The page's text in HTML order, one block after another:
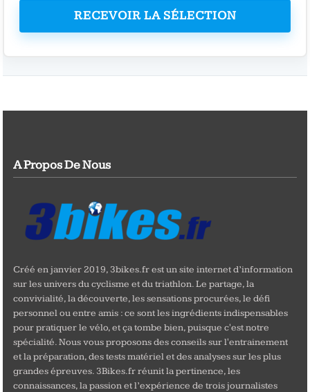
RECEVOIR LA SÉLECTION
A Propos De Nous
Créé en janvier 2019, 3bikes.fr est un site internet d’information
sur les univers du cyclisme et du triathlon. Le partage, la
convivialité, la découverte, les sensations procurées, le défi
personnel ou entre amis : ce sont les ingrédients indispensables
pour pratiquer le vélo, et ça tombe bien, puisque c'est notre
spécialité. Nous vous proposons des conseils sur l'entrainement
et la préparation, des tests matériel et des analyses sur les plus
grandes épreuves. 3Bikes.fr réunit la pertinence, les
connaissances, la passion et l’expérience de trois journalistes